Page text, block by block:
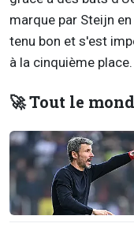
marque par Steijn
tenu bon et s'est
à la cinquième place.
🚀 Tout le